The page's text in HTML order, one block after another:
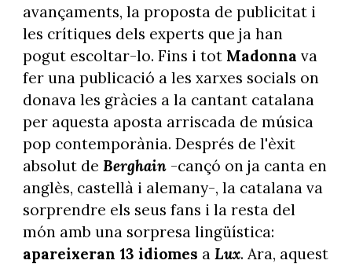
avançaments, la proposta de publicitat i
les crítiques dels experts que ja han
pogut escoltar-lo. Fins i tot Madonna va
fer una publicació a les xarxes socials on
donava les gràcies a la cantant catalana
per aquesta aposta arriscada de música
pop contemporània. Després de l'èxit
absolut de Berghain-cançó on ja canta en
anglès, castellà i alemany-, la catalana va
sorprendre els seus fans i la resta del
món amb una sorpresa lingüística:
apareixeran 13 idiomes a Lux. Ara, aquest